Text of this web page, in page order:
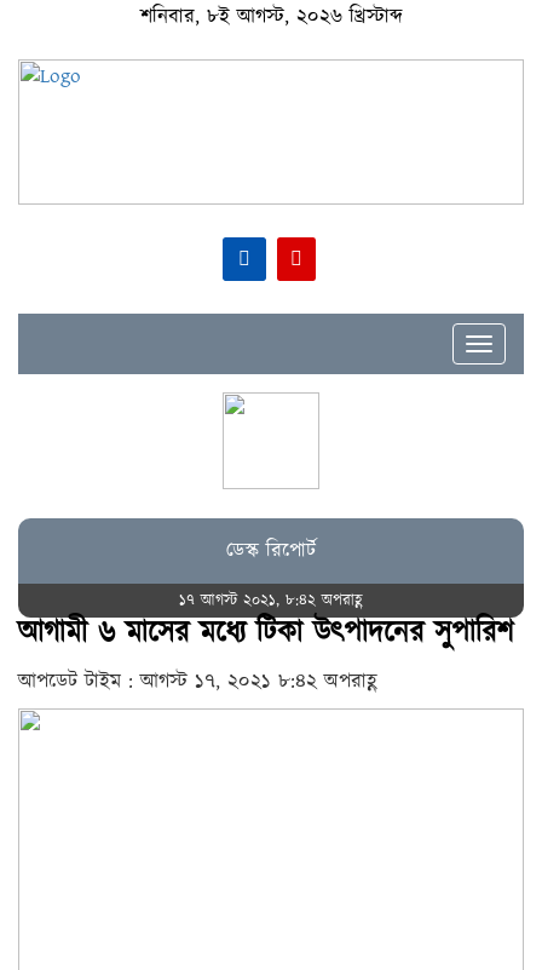
শনিবার, ৮ই আগস্ট, ২০২৬ খ্রিস্টাব্দ
Toggle
ডেস্ক রিপোর্ট
১৭ আগস্ট ২০২১, ৮:৪২ অপরাহ্ণ
আগামী ৬ মাসের মধ্যে টিকা উৎপাদনের সুপারিশ
আপডেট টাইম : আগস্ট ১৭, ২০২১ ৮:৪২ অপরাহ্ণ